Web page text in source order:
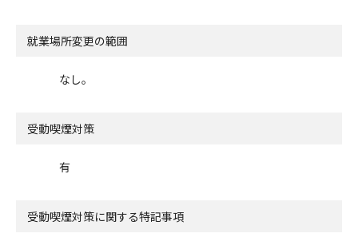
就業場所変更の範囲
なし。
受動喫煙対策
有
受動喫煙対策に関する特記事項